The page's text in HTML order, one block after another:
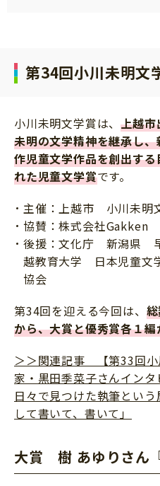
第34回小川未明文
小川未明文学賞は、上越市
未明の文学精神を継承し
作児童文学作品を創出す
れた児童文学賞です。
主催：上越市 小川未明
協賛：株式会社Gakken
後援：文化庁 新潟県
越教育大学 日本児童文
協会
第34回を迎える今回は、
から、大賞と優秀賞各１
＞＞関連記事 【第33回小
家・黒田季菜子さんイン
日々で見つけた執筆とい
して書いて、書いて」
大賞 樹 あゆりさん